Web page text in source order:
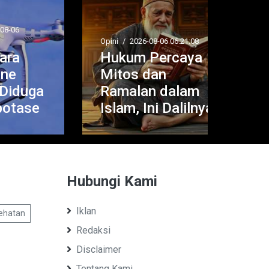
2026-08-06 06:21:08
Hukum Percaya
Mitos dan
Ramalan dalam
Islam, Ini Dalilnya
Hubungi Kami
Iklan
Redaksi
Disclaimer